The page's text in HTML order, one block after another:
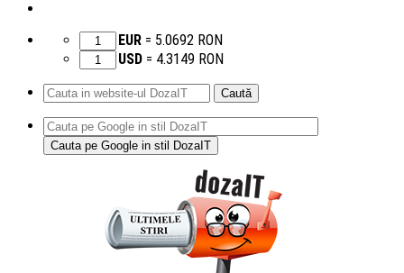
EUR = 5.0692 RON
USD = 4.3149 RON
Caută
după: